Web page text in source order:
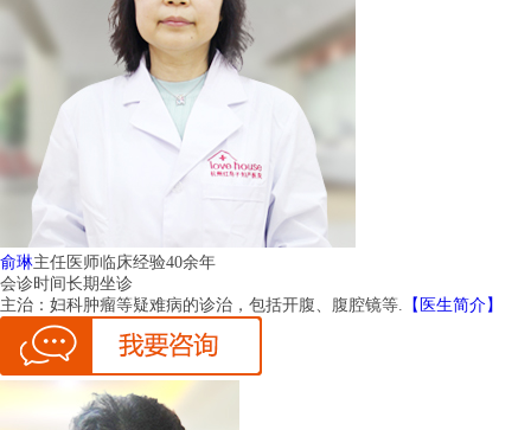
俞琳主任医师临床经验40余年
会诊时间长期坐诊
主治： 妇科肿瘤等疑难病的诊治，包括开腹、腹腔镜等. 【医生简介】